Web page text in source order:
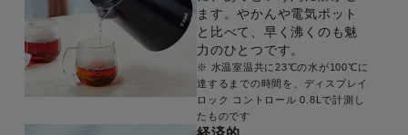
ます。やかんや電気ポット
と比べて、早く沸くのも魅
力のひとつです。
※ 水温室温共に23℃の水が100℃に
達するまでの時間を、ディスプレイ
ロック コントロール 0.8Lで計測し
たものです